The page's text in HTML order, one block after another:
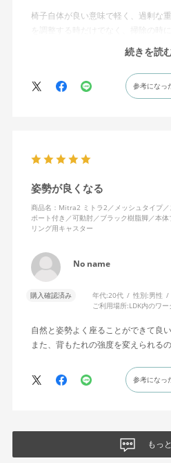
椅子自体が良い意味で軽く、過剰な
を調整する時だけでなく、掃除の時
で、ストレスを感じません。
背中はメッシュ素材でハリがあり、
に入っています。色も画像通りのア
色になっています。
キャスターはフローリング用を選び
思います。良い商品に巡り会えてとて
続きを読
参考になっ
姿勢が良くなる
商品名：Mitra2 ミトラ2／メッシュタイプ
ポート付き／可動肘／ブラック樹脂脚／本
リング用キャスター
No name
購入確認済み 年代:20代 性別:男性
ご利用場所:LDK内のワ
自然と姿勢よく座ることができて良い
また、背もたれの強度を変えられるの
参考になっ
もっ